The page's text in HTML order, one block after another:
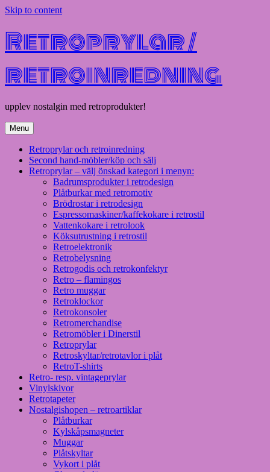
Skip to content
Retroprylar /
retroinredning
upplev nostalgin med retroprodukter!
Menu
Retroprylar och retroinredning
Second hand-möbler/köp och sälj
Retroprylar – välj önskad kategori i menyn:
Badrumsprodukter i retrodesign
Plåtburkar med retromotiv
Brödrostar i retrodesign
Espressomaskiner/kaffekokare i retrostil
Vattenkokare i retrolook
Köksutrustning i retrostil
Retroelektronik
Retrobelysning
Retrogodis och retrokonfektyr
Retro – flamingos
Retro muggar
Retroklockor
Retrokonsoler
Retromerchandise
Retromöbler i Dinerstil
Retroprylar
Retroskyltar/retrotavlor i plåt
RetroT-shirts
Retro- resp. vintageprylar
Vinylskivor
Retrotapeter
Nostalgishopen – retroartiklar
Plåtburkar
Kylskåpsmagneter
Muggar
Plåtskyltar
Vykort i plåt